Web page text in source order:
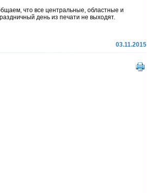
что все центральные, областные и
день из печати не выходят.
03.11.2015